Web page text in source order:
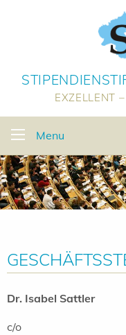
EXZELLENT
Menu
Dr. Isabel Sattler
c/o